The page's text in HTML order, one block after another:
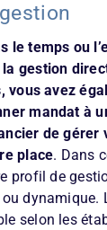
le temps ou
gestion
vous avez
mandat à
de gérer
place. Dans
profil de
dynamique.
selon les